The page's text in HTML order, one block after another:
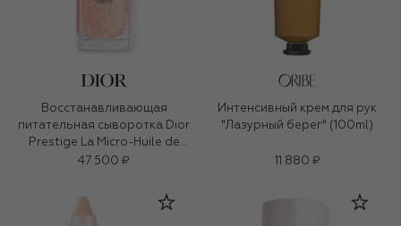
Восстанавливающая
питательная сыворотка Dior
Prestige La Micro-Huile de
Rose (50ml)
47 500 ₽
Интенсивный крем для рук
"Лазурный берег" (100ml)
11 880 ₽